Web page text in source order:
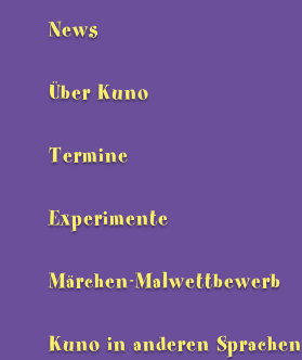
News
Über Kuno
Termine
Experimente
Märchen-Malwettbewerb
Kuno in anderen Sprachen